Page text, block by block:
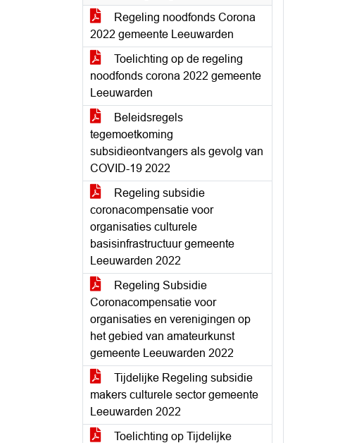
Regeling noodfonds Corona
2022 gemeente Leeuwarden
Toelichting op de regeling
noodfonds corona 2022 gemeente
Leeuwarden
Beleidsregels
tegemoetkoming
subsidieontvangers als gevolg van
COVID-19 2022
Regeling subsidie
coronacompensatie voor
organisaties culturele
basisinfrastructuur gemeente
Leeuwarden 2022
Regeling Subsidie
Coronacompensatie voor
organisaties en verenigingen op
het gebied van amateurkunst
gemeente Leeuwarden 2022
Tijdelijke Regeling subsidie
makers culturele sector gemeente
Leeuwarden 2022
Toelichting op Tijdelijke